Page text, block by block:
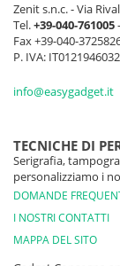
Zenit s.n.c. - Via
Tel.+39-040-761005-
Fax +39-040-
P. IVA:
info@easygadget.it
TECNICHE DI
Serigrafia,
personalizziamo i
DOMANDE
I NOSTRI CONTATTI
MAPPA DEL SITO